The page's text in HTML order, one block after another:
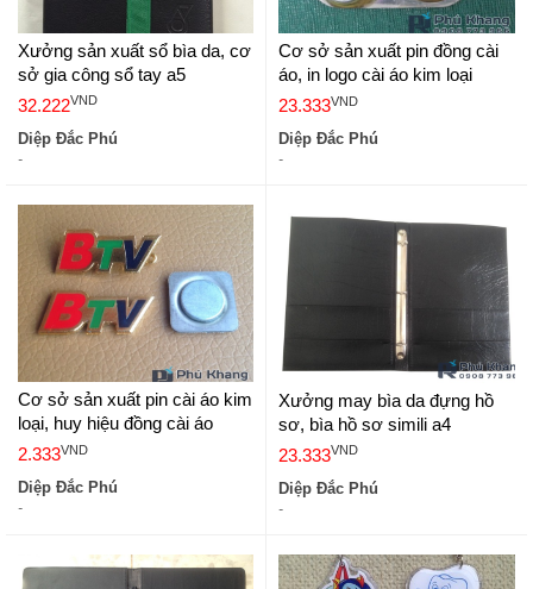
Xưởng sản xuất sổ bìa da, cơ
sở gia công sổ tay a5
32.222VND
Diệp Đắc Phú
-
Cơ sở sản xuất pin đồng cài
áo, in logo cài áo kim loại
23.333VND
Diệp Đắc Phú
-
Cơ sở sản xuất pin cài áo kim
loại, huy hiệu đồng cài áo
2.333VND
Diệp Đắc Phú
-
Xưởng may bìa da đựng hồ
sơ, bìa hồ sơ simili a4
23.333VND
Diệp Đắc Phú
-